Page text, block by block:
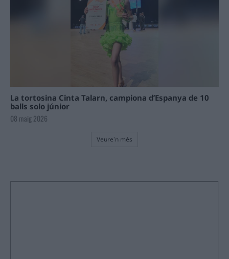
La tortosina Cinta Talarn, campiona d’Espanya de 10
balls solo júnior
08 maig 2026
Veure'n més